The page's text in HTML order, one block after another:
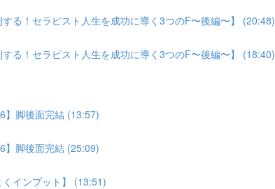
る！セラピスト人生を成功に導く3つのF〜後編〜】 (20:48)
る！セラピスト人生を成功に導く3つのF〜後編〜】 (18:40)
】脚後面完結 (13:57)
】脚後面完結 (25:09)
インプット】 (13:51)